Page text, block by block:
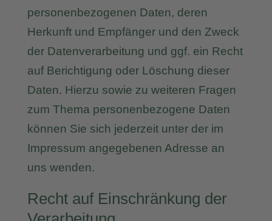
personenbezogenen Daten, deren
Herkunft und Empfänger und den Zweck
der Datenverarbeitung und ggf. ein Recht
auf Berichtigung oder Löschung dieser
Daten. Hierzu sowie zu weiteren Fragen
zum Thema personenbezogene Daten
können Sie sich jederzeit unter der im
Impressum angegebenen Adresse an
uns wenden.
Recht auf Einschränkung der